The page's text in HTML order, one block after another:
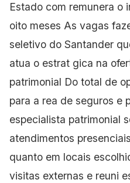
Estado com remunera o
oito meses As vagas
seletivo do Santander
atua o estrat gica na
patrimonial Do total de
para a rea de seguros e
especialista patrimonial
atendimentos
quanto em locais
visitas externas e reuni